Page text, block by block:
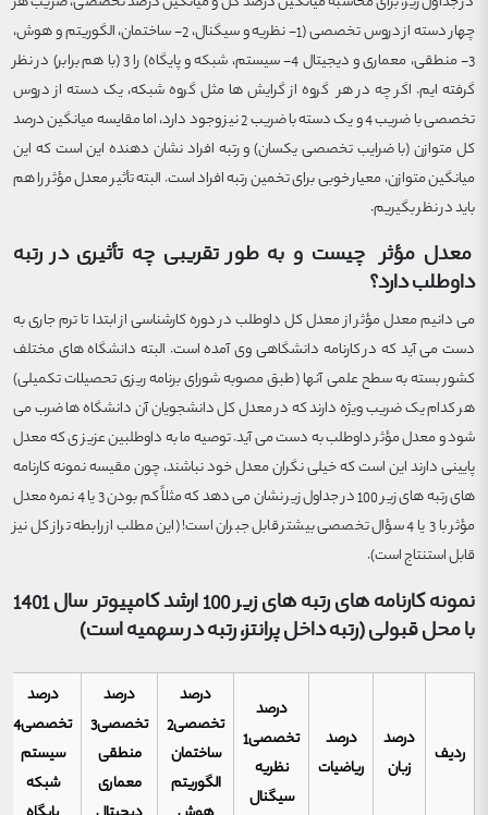
چهار دسته از دروس تخصصی (1- نظریه و سیگنال، 2- ساختمان، الگوریتم و هوش،
3- منطقی، معماری و دیجیتال 4- سیستم، شبکه و پایگاه) را 3 (با هم برابر) در نظر
گرفته ایم. اگر چه در هر گروه از گرایش ها مثل گروه شبکه، یک دسته از دروس
تخصصی با ضریب 4 و یک دسته با ضریب 2 نیز وجود دارد، اما مقایسه میانگین درصد
کل متوازن (با ضرایب تخصصی یکسان) و رتبه افراد نشان دهنده این است که این
میانگین متوازن، معیار خوبی برای تخمین رتبه افراد است. البته تأثیر معدل مؤثر را هم
باید در نظر بگیریم.
معدل مؤثر چیست و به طور تقریبی چه تأثیری در رتبه
داوطلب دارد؟
می دانیم معدل مؤثر از معدل کل داوطلب در دوره کارشناسی از ابتدا تا ترم جاری به
دست می آید که در کارنامه دانشگاهی وی آمده است. البته دانشگاه های مختلف
کشور بسته به سطح علمی آنها (طبق مصوبه شورای برنامه ریزی تحصیلات تکمیلی)
هر کدام یک ضریب ویژه دارند که در معدل کل دانشجویان آن دانشگاه ها ضرب می
شود و معدل مؤثر داوطلب به دست می آید. توصیه ما به داوطلبین عزیز ی که معدل
پایینی دارند این است که خیلی نگران معدل خود نباشند، چون مقیسه نمونه کارنامه
های رتبه های زیر 100 در جداول زیر نشان می دهد که مثلاً کم بودن 3 یا 4 نمره معدل
مؤثر با 3 یا 4 سؤال تخصصی بیشتر قابل جبران است! (این مطلب از رابطه تراز کل نیز
قابل استنتاج است).
نمونه کارنامه های رتبه های زیر 100 ارشد کامپیوتر سال 1401
با محل قبولی (رتبه داخل پرانتز، رتبه در سهمیه است)
ردیف
درصد
زبان
درصد
ریاضیات
درصد
تخصصی1
نظریه
سیگنال
درصد
تخصصی2
ساختمان
الگوریتم
درصد
تخصصی3
منطقی
معماری
درصد
تخصصی4
سیستم
شبکه